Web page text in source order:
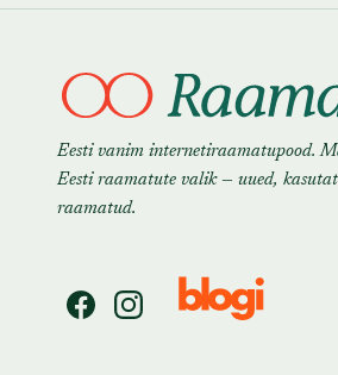
Eesti vanim internetiraamatupood.
Eesti raamatute valik — uued,
raamatud.